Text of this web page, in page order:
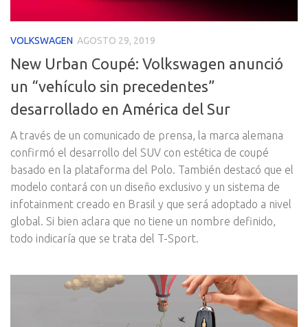
VOLKSWAGEN AGOSTO 29, 2019
New Urban Coupé: Volkswagen anunció
un “vehículo sin precedentes”
desarrollado en América del Sur
A través de un comunicado de prensa, la marca alemana
confirmó el desarrollo del SUV con estética de coupé
basado en la plataforma del Polo. También destacó que el
modelo contará con un diseño exclusivo y un sistema de
infotainment creado en Brasil y que será adoptado a nivel
global. Si bien aclara que no tiene un nombre definido,
todo indicaría que se trata del T-Sport.